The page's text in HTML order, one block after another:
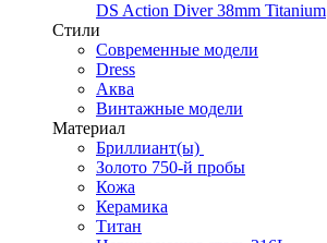
DS Action Diver 38mm Titanium
Стили
Современные модели
Dress
Аква
Винтажные модели
Материал
Бриллиант(ы)
Золото 750-й пробы
Кожа
Керамика
Титан